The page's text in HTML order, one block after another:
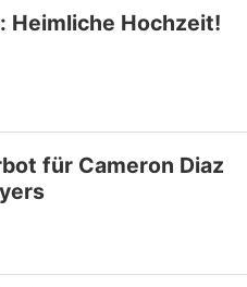
Heimliche Hochzeit!
für Cameron Diaz